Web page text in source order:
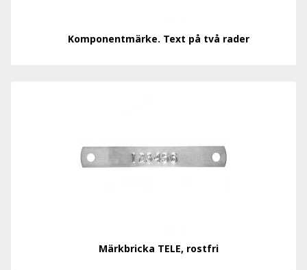
Komponentmärke. Text på två rader
Märkbricka TELE, rostfri